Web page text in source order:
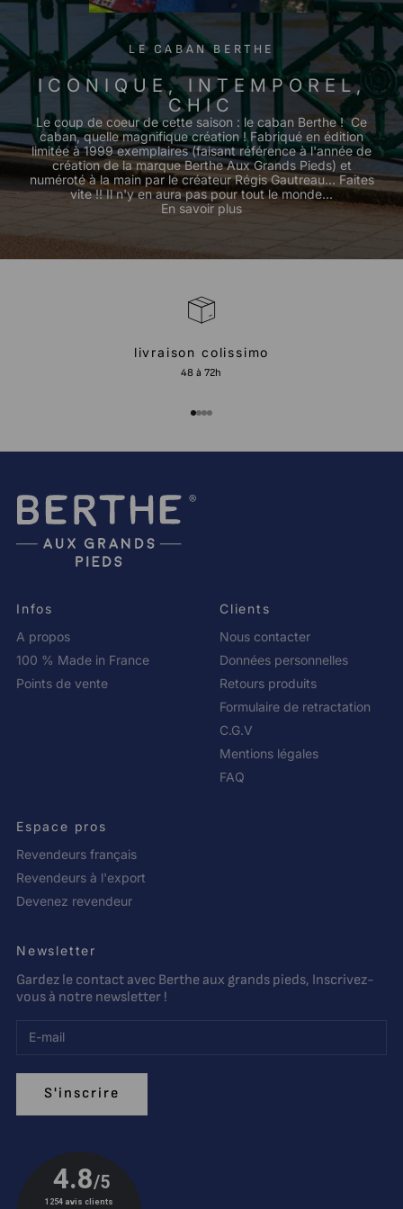
LE CABAN BERTHE
ICONIQUE, INTEMPOREL,
CHIC
Le coup de coeur de cette saison : le caban Berthe ! Ce
caban, quelle magnifique création ! Fabriqué en édition
limitée à 1999 exemplaires (faisant référence à l'année de
création de la marque Berthe Aux Grands Pieds) et
numéroté à la main par le créateur Régis Gautreau... Faites
vite !! Il n'y en aura pas pour tout le monde...
En savoir plus
livraison colissimo
48 à 72h
Aller à l'élément 1
Aller à l'élément 2
Aller à l'élément 3
Aller à l'élément 4
Infos
A propos
100 % Made in France
Points de vente
Clients
Nous contacter
Données personnelles
Retours produits
Formulaire de retractation
C.G.V
Mentions légales
FAQ
Espace pros
Revendeurs français
Revendeurs à l'export
Devenez revendeur
Newsletter
Gardez le contact avec Berthe aux grands pieds, Inscrivez-
vous à notre newsletter !
S'inscrire